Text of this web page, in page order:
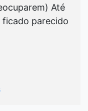
Até
parecido